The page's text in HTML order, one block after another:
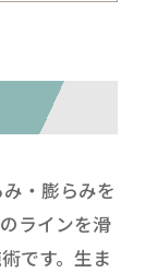
・膨らみを
ラインを滑
です。生ま